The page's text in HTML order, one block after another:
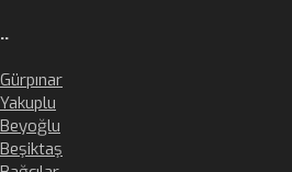
..
Gürpınar
Yakuplu
Beyoğlu
Beşiktaş